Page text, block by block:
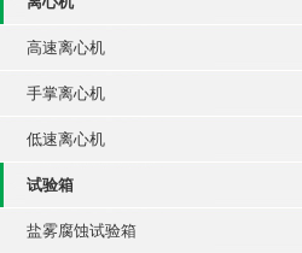
高速离心机
手掌离心机
低速离心机
试验箱
盐雾腐蚀试验箱